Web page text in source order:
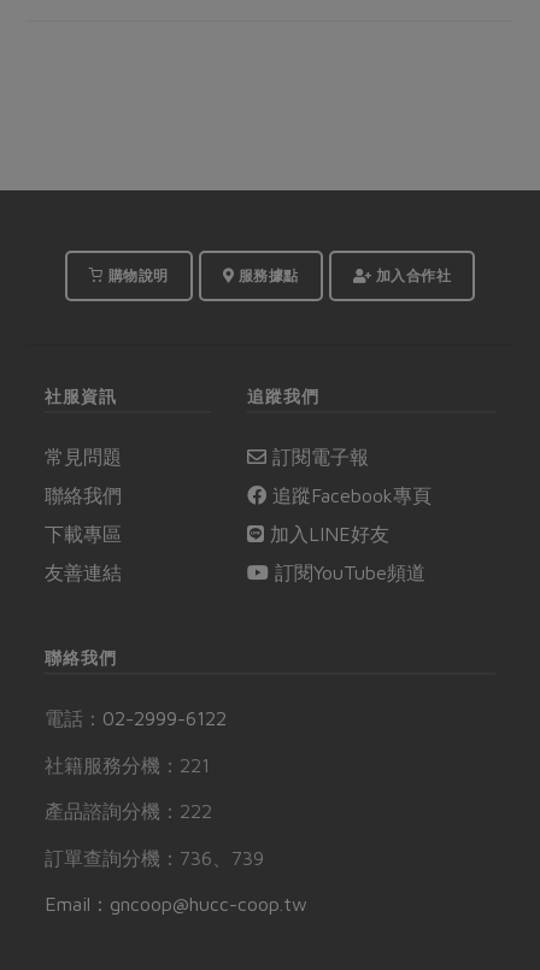
購物說明 服務據點 加入合作社
社服資訊
常見問題
聯絡我們
下載專區
友善連結
追蹤我們
訂閱電子報
追蹤Facebook專頁
加入LINE好友
訂閱YouTube頻道
聯絡我們
電話： 02-2999-6122
社籍服務分機：221
產品諮詢分機：222
訂單查詢分機：736、739
Email：gncoop@hucc-coop.tw